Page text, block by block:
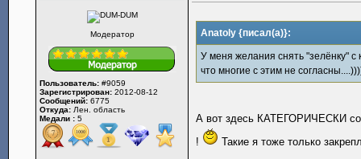
Модератор
Пользователь: #9059
Зарегистрирован: 2012-08-12
Сообщений: 6775
Откуда: Лен. область
Медали : 5
Anatoly {писал(а)}:
У меня желания снять "зелёнку" с
что многие с этим не
А вот здесь КАТЕГОРИЧЕСКИ
!
Такие я тоже только